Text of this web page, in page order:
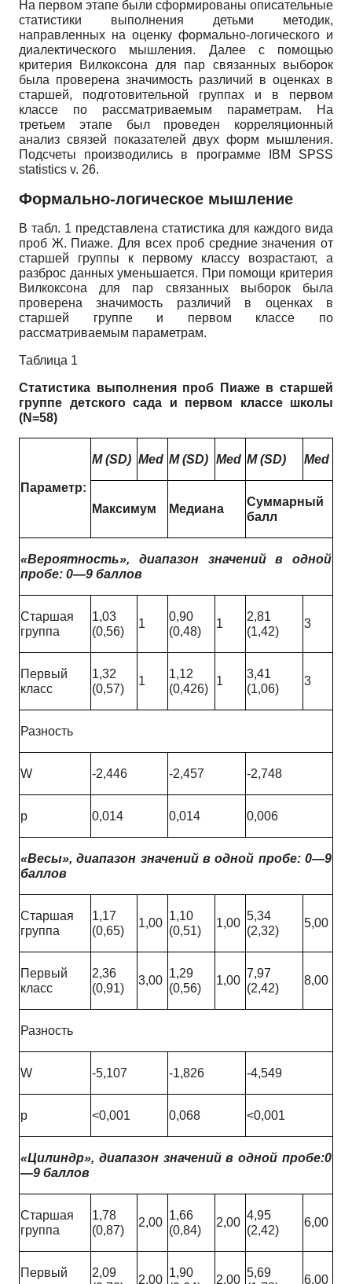
На первом этапе были сформированы описательные
статистики выполнения детьми методик,
направленных на оценку формально-логического и
диалектического мышления. Далее с помощью
критерия Вилкоксона для пар связанных выборок
была проверена значимость различий в оценках в
старшей, подготовительной группах и в первом
классе по рассматриваемым параметрам. На
третьем этапе был проведен корреляционный
анализ связей показателей двух форм мышления.
Подсчеты производились в программе IBM SPSS
statistics v. 26.
Формально-логическое мышление
В табл. 1 представлена статистика для каждого вида
проб Ж. Пиаже. Для всех проб средние значения от
старшей группы к первому классу возрастают, а
разброс данных уменьшается. При помощи критерия
Вилкоксона для пар связанных выборок была
проверена значимость различий в оценках в
старшей группе и первом классе по
рассматриваемым параметрам.
Таблица 1
Статистика выполнения проб Пиаже в старшей
группе детского сада и первом классе школы
(N=58)
Параметр:
M (SD) Med M (SD) Med M (SD) Med
Максимум Медиана
Суммарный
балл
«Вероятность», диапазон значений в одной
пробе: 0—9 баллов
Старшая
группа
1,03
(0,56)
1
0,90
(0,48)
1
2,81
(1,42)
3
Первый
класс
1,32
(0,57)
1
1,12
(0,426)
1
3,41
(1,06)
3
Разность
W -2,446 -2,457 -2,748
p 0,014 0,014 0,006
«Весы», диапазон значений в одной пробе: 0—9
баллов
Старшая
группа
1,17
(0,65)
1,00
1,10
(0,51)
1,00
5,34
(2,32)
5,00
Первый
класс
2,36
(0,91)
3,00
1,29
(0,56)
1,00
7,97
(2,42)
8,00
Разность
W -5,107 -1,826 -4,549
p <0,001 0,068 <0,001
«Цилиндр», диапазон значений в одной пробе:0
—9 баллов
Старшая
группа
1,78
(0,87)
2,00
1,66
(0,84)
2,00
4,95
(2,42)
6,00
Первый
2,09
2,00
1,90
2,00
5,69
6,00